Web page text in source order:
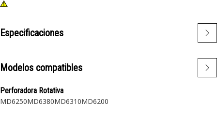
Atributos:
cumplir con los exigentes niveles de vibraciones de las
máquinas grandes y pequeñas.
pueden modificarse para ajustarse a máquinas más
Aplicación:
Especificaciones
Modelos compatibles
Perforadora Rotativa
MD6250MD6380MD6310MD6200